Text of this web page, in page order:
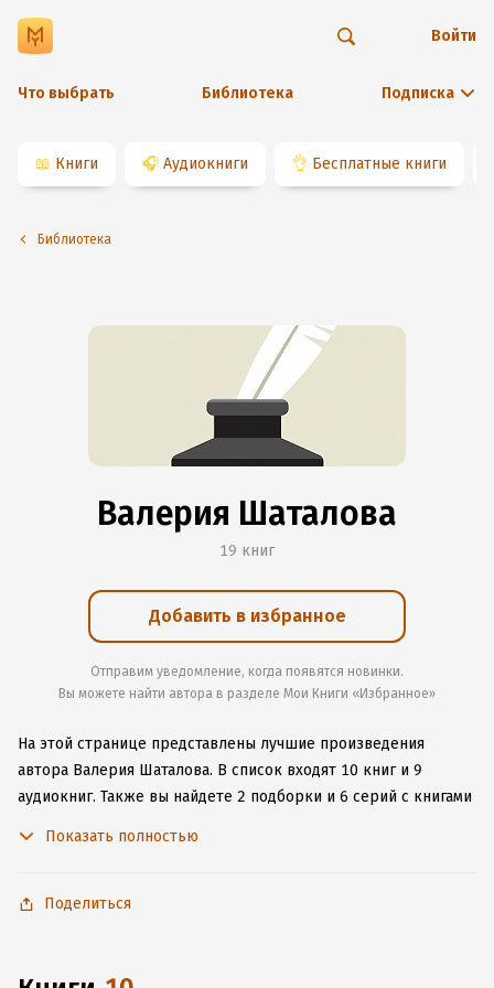
Что выбрать Библиотека Подписка
Войти
📖 Книги 🎧 Аудиокниги 👌 Бесплатные книги
Библиотека
Валерия Шаталова
19 книг
Добавить в избранное
Отправим уведомление, когда появятся новинки.
Вы можете найти автора в разделе Мои Книги «Избранное»
На этой странице представлены лучшие произведения
автора Валерия Шаталова. В список входят 10 книг и 9
аудиокниг. Также вы найдете 2 подборки и 6 серий с книгами
приложение для iOS или Android, чтобы не расставаться
Показать полностью
Поделиться